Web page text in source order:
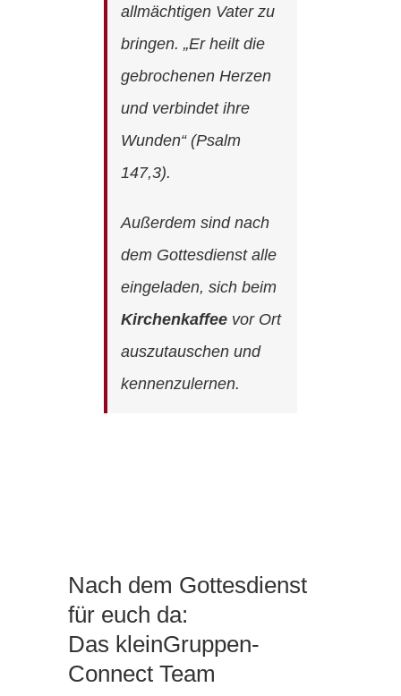
allmächtigen Vater zu
bringen. „Er heilt die
gebrochenen Herzen
und verbindet ihre
Wunden“ (Psalm
147,3).
Außerdem sind nach
dem Gottesdienst alle
eingeladen, sich beim
Kirchenkaffee vor Ort
auszutauschen und
kennenzulernen.
Nach dem Gottesdienst
für euch da:
Das kleinGruppen-
Connect Team